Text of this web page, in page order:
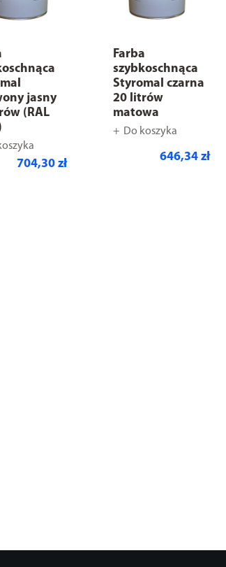
jasny
(RAL
704,30 zł
Farba
szybkoschnąca
Styromal czarna
20 litrów
matowa
Do koszyka
646,34 zł